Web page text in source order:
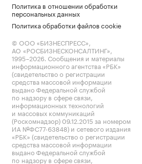
Политика в отношении обработки
персональных данных
Политика обработки файлов cookie
© ООО «БИЗНЕСПРЕСС»,
АО «РОСБИЗНЕСКОНСАЛТИНГ»,
1995–2026. Сообщения и материалы
информационного агентства «РБК»
(свидетельство о регистрации
средства массовой информации
выдано Федеральной службой
по надзору в сфере связи,
информационных технологий
и массовых коммуникаций
(Роскомнадзор) 09.12.2015 за номером
ИА №ФС77-63848) и сетевого издания
«РБК» (свидетельство о регистрации
средства массовой информации
выдано Федеральной службой
по надзору в сфере связи,